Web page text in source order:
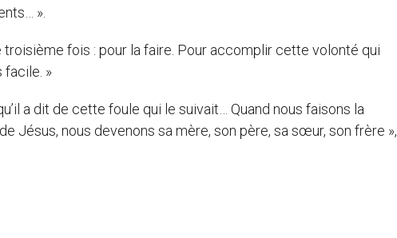
».
troisième fois : pour la faire. Pour accomplir cette volonté qui
facile. »
a dit de cette foule qui le suivait… Quand nous faisons la
Jésus, nous devenons sa mère, son père, sa sœur, son frère »,